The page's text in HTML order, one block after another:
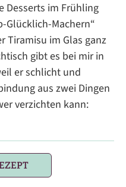
Desserts im Frühling
Glücklich-Machern“
Tiramisu im Glas ganz
gibt es bei mir in
er schlicht und
aus zwei Dingen
verzichten kann: